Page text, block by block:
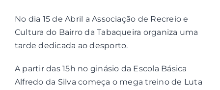
Associações
No dia 15 de Abril a Associação de Recreio e
Cultura do Bairro da Tabaqueira organiza uma
tarde dedicada ao desporto.
A partir das 15h no ginásio da Escola Básica
Alfredo da Silva começa o mega treino de Luta